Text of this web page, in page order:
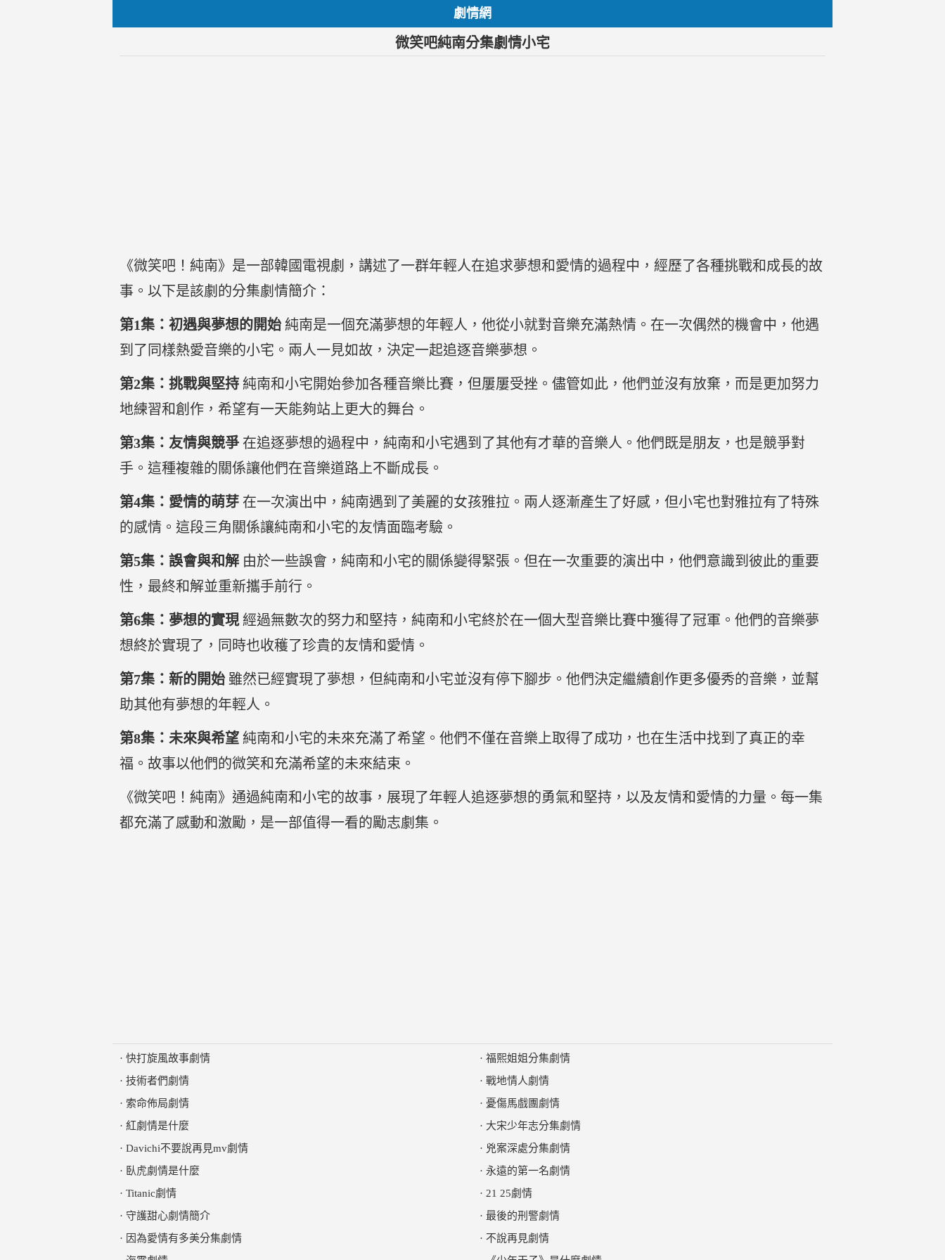
劇情網
微笑吧純南分集劇情小宅
《微笑吧！純南》是一部韓國電視劇，講述了一群年輕人在追求夢想和愛情的過程中，經歷了各種挑戰和成長的故
事。以下是該劇的分集劇情簡介：
第1集：初遇與夢想的開始 純南是一個充滿夢想的年輕人，他從小就對音樂充滿熱情。在一次偶然的機會中，他遇
到了同樣熱愛音樂的小宅。兩人一見如故，決定一起追逐音樂夢想。
第2集：挑戰與堅持 純南和小宅開始參加各種音樂比賽，但屢屢受挫。儘管如此，他們並沒有放棄，而是更加努力
地練習和創作，希望有一天能夠站上更大的舞台。
第3集：友情與競爭 在追逐夢想的過程中，純南和小宅遇到了其他有才華的音樂人。他們既是朋友，也是競爭對
手。這種複雜的關係讓他們在音樂道路上不斷成長。
第4集：愛情的萌芽 在一次演出中，純南遇到了美麗的女孩雅拉。兩人逐漸產生了好感，但小宅也對雅拉有了特殊
的感情。這段三角關係讓純南和小宅的友情面臨考驗。
第5集：誤會與和解 由於一些誤會，純南和小宅的關係變得緊張。但在一次重要的演出中，他們意識到彼此的重要
性，最終和解並重新攜手前行。
第6集：夢想的實現經過無數次的努力和堅持，純南和小宅終於在一個大型音樂比賽中獲得了冠軍。他們的音樂夢
想終於實現了，同時也收穫了珍貴的友情和愛情。
第7集：新的開始 雖然已經實現了夢想，但純南和小宅並沒有停下腳步。他們決定繼續創作更多優秀的音樂，並幫
助其他有夢想的年輕人。
第8集：未來與希望 純南和小宅的未來充滿了希望。他們不僅在音樂上取得了成功，也在生活中找到了真正的幸
福。故事以他們的微笑和充滿希望的未來結束。
《微笑吧！純南》通過純南和小宅的故事，展現了年輕人追逐夢想的勇氣和堅持，以及友情和愛情的力量。每一集
都充滿了感動和激勵，是一部值得一看的勵志劇集。
· 快打旋風故事劇情
· 技術者們劇情
· 索命佈局劇情
· 紅劇情是什麼
· Davichi不要說再見mv劇情
· 臥虎劇情是什麼
· Titanic劇情
· 守護甜心劇情簡介
· 因為愛情有多美分集劇情
· 福熙姐姐分集劇情
· 戰地情人劇情
· 憂傷馬戲團劇情
· 大宋少年志分集劇情
· 兇案深處分集劇情
· 永遠的第一名劇情
· 21 25劇情
· 最後的刑警劇情
· 不說再見劇情